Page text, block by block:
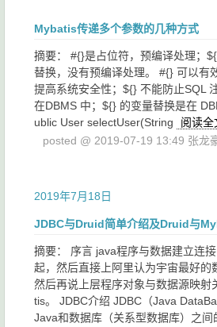
Mybatis传递多个参数的几种方式
摘要： #{}是占位符，预编译处理；
替换，没有预编译处理。 #{} 可以有
提高系统安全性；${} 不能防止SQL
在DBMS 中；${} 的变量替换是在
ublic User selectUser(String
阅读全
posted @ 2019-07-19 13:49 张龙
2019年7月18日
JDBC与Druid简单介绍及Druid与
摘要： 序言 java程序与数据建立连
起，然后直接上阿里认为宇宙最好的
然后再说上层程序对象与数据源映射
tis。 JDBC介绍 JDBC（Java
Java和数据库（关系型数据库）之间